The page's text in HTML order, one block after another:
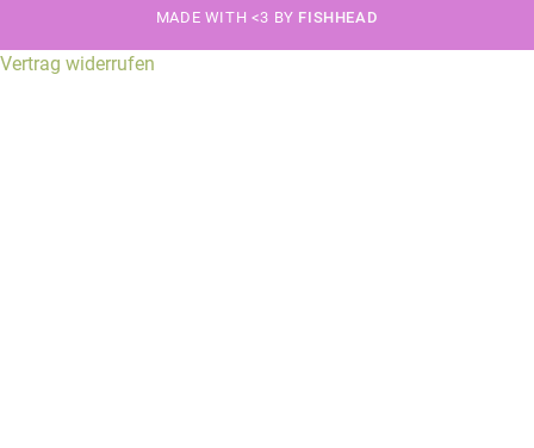
MADE WITH <3 BY FISHHEAD
Vertrag widerrufen